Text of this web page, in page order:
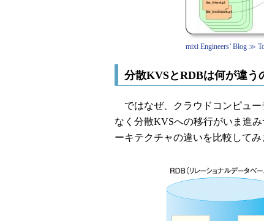
mixi Engineers’ Blog ≫
分散KVSとRDBは何が違う
ではなぜ、クラウドコンピュー
なく分散KVSへの移行がいま進
ーキテクチャの違いを比較してみ